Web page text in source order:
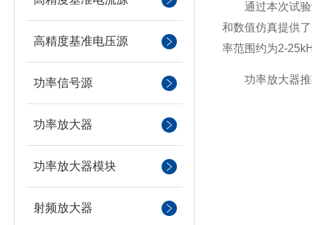
高精度基准电压源
功率信号源
功率放大器
功率放大器模块
射频放大器
通过本次试验测
和数值仿真提供
率范围约为2-
功率放大器推